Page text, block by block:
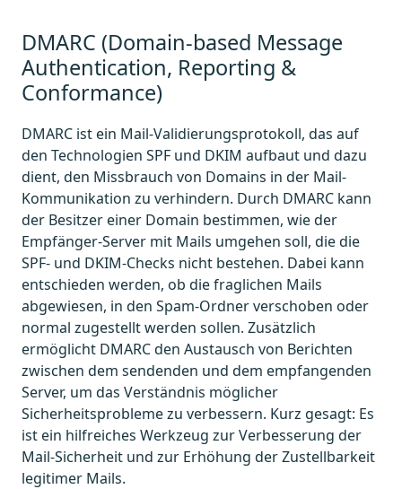
DMARC (Domain-based Message
Authentication, Reporting &
Conformance)
DMARC ist ein Mail-Validierungsprotokoll, das auf
den Technologien SPF und DKIM aufbaut und dazu
dient, den Missbrauch von Domains in der Mail-
Kommunikation zu verhindern. Durch DMARC kann
der Besitzer einer Domain bestimmen, wie der
Empfänger-Server mit Mails umgehen soll, die die
SPF- und DKIM-Checks nicht bestehen. Dabei kann
entschieden werden, ob die fraglichen Mails
abgewiesen, in den Spam-Ordner verschoben oder
normal zugestellt werden sollen. Zusätzlich
ermöglicht DMARC den Austausch von Berichten
zwischen dem sendenden und dem empfangenden
Server, um das Verständnis möglicher
Sicherheitsprobleme zu verbessern. Kurz gesagt: Es
ist ein hilfreiches Werkzeug zur Verbesserung der
Mail-Sicherheit und zur Erhöhung der Zustellbarkeit
legitimer Mails.